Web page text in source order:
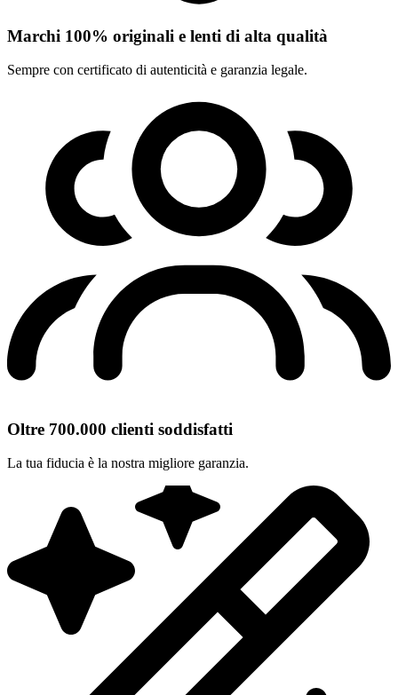
Marchi 100% originali e lenti di alta qualità
Sempre con certificato di autenticità e garanzia legale.
Oltre 700.000 clienti soddisfatti
La tua fiducia è la nostra migliore garanzia.